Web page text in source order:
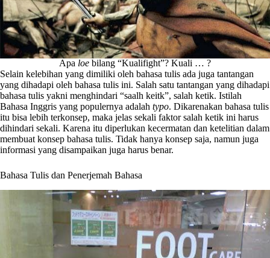
Apa loe bilang “Kualifight”? Kuali … ?
Selain kelebihan yang dimiliki oleh bahasa tulis ada juga tantangan
yang dihadapi oleh bahasa tulis ini. Salah satu tantangan yang dihadapi
bahasa tulis yakni menghindari “saalh keitk”, salah ketik. Istilah
Bahasa Inggris yang populernya adalah typo. Dikarenakan bahasa tulis
itu bisa lebih terkonsep, maka jelas sekali faktor salah ketik ini harus
dihindari sekali. Karena itu diperlukan kecermatan dan ketelitian dalam
membuat konsep bahasa tulis. Tidak hanya konsep saja, namun juga
informasi yang disampaikan juga harus benar.
Bahasa Tulis dan Penerjemah Bahasa